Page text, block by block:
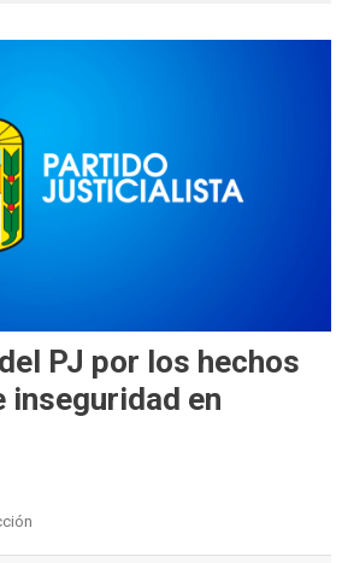
PJ por los hechos
inseguridad en